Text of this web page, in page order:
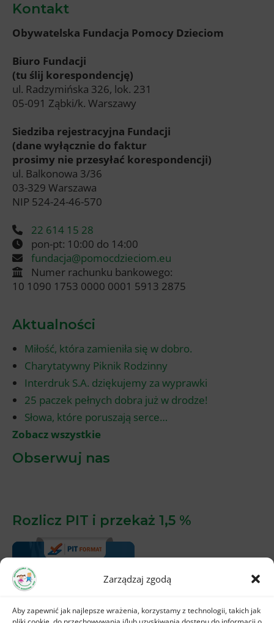
Zarządzaj zgodą
Aby zapewnić jak najlepsze wrażenia, korzystamy z technologii, takich jak
Kontakt
Obywatelska Fundacja Pomocy Dzieciom
Biuro Fundacji
(tu ślij korespondencję)
ul. Radzymińska 326, lok. 231
05-091 Ząbki/k. Warszawy
Siedziba rejestracyjna Fundacji
(dane wyłącznie do faktur
prosimy nie przesyłać korespondencji)
ul. Balkonowa 3/36
03-329 Warszawa
NIP 524-24-46-570
22 614 15 28
pon-pt: 10:00 do 14:00
fundacja@pomocdzieciom.eu
Numer rachunku bankowego:
10 1090 1753 0000 0001 5913 2875
Aktualności
Miłość, która zamieniła się w dobro.
Charytatywny Piknik Rodzinny
Interdruk S.A. dziękujemy za wyprawki
25 paczek pełnych dobra już w drodze!
Słowa, które poruszają serce…
Zobacz wszystkie
Obserwuj nas
Rozlicz PIT i przekaż 1,5 %